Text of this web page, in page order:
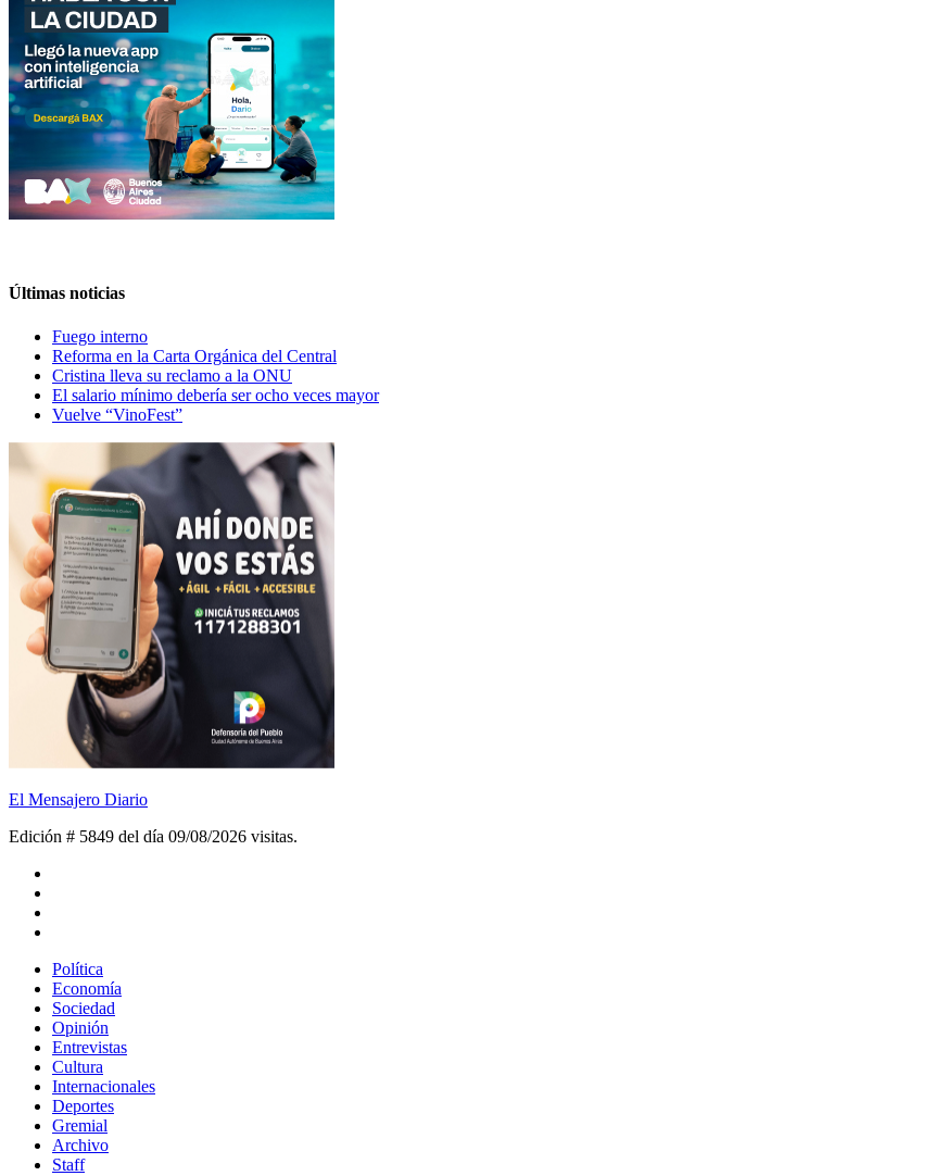
Últimas noticias
Fuego interno
Reforma en la Carta Orgánica del Central
Cristina lleva su reclamo a la ONU
El salario mínimo debería ser ocho veces mayor
Vuelve “VinoFest”
El Mensajero Diario
Edición # 5849 del día 09/08/2026 visitas.
Política
Economía
Sociedad
Opinión
Entrevistas
Cultura
Internacionales
Deportes
Gremial
Archivo
Staff